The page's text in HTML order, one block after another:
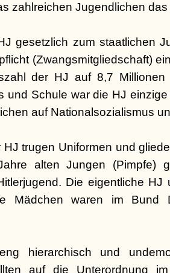
zahlreichen Jugendlichen
gesetzlich zum staatlichen
(Zwangsmitgliedschaft)
der HJ auf 8,7 Millionen
und Schule war die HJ
auf Nationalsozialismus
HJ trugen Uniformen und
alten Jungen (Pimpfe)
Die eigentliche HJ
Mädchen waren im Bund
hierarchisch und
auf die Unterordnung